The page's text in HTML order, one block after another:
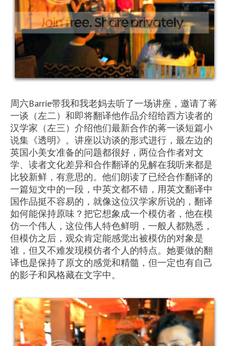
周六Barrie带我和我老妈去听了一场讲座，邀请了蒋
一谈（左二）和即将翻译他作品介绍给西方读者的
汉学家（左三）介绍他们最新合作的蒋一谈短篇小
说集《透明》。讲座以访谈的形式进行，最左边的
英国小美女准备的问题都很好，两位合作者对文
学、读者文化差异和合作翻译的见解在我听来都是
比较新鲜，有意思的。他们朗读了已经合作翻译的
一篇短文中的一段，中英文都不错，用英文翻译中
国作品挺不容易的，就像这位汉学家所说的，翻译
如何能保持原味？把它想象成一个模仿者，他在模
仿一个伟人，这位伟人特色鲜明，一般人都熟悉，
但模仿之后，观众肯定能感觉出被模仿的对象是
谁，但又不难发现模仿者个人的特点。她要做的翻
译也是保持了原文的感觉和精髓，但一定也有自己
的影子和风格藏在文字中。